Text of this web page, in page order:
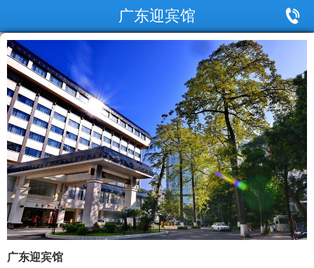
广东迎宾馆
广东迎宾馆